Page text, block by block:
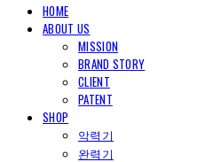
HOME
ABOUT US
MISSION
BRAND STORY
CLIENT
PATENT
SHOP
악력기
완력기